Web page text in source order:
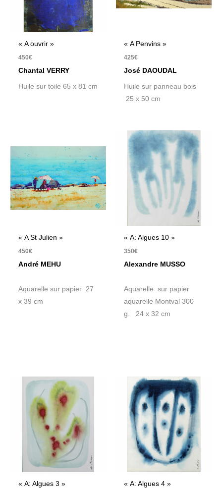
« A ouvrir »
450€
Chantal VERRY
Huile sur toile 65 x 81 cm
« A Penvins »
425€
José DAOUDAL
Huile sur panneau bois
25 x 50 cm
« A St Julien »
450€
André MEHU
Aquarelle sur papier 27
x 39 cm
« A: Algues 10 »
350€
Alexandre MUSSO
Aquarelle sur papier
aquarelle Montval 300
g. 24 x 32 cm
« A: Algues 3 » « A: Algues 4 »